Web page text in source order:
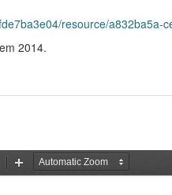
resource/a832ba5a-ce9b-
2014.